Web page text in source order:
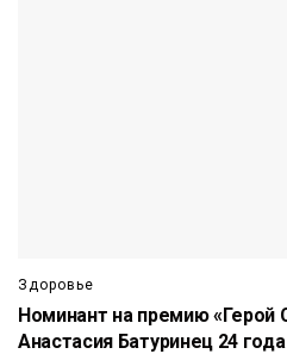
Здоровье
Номинант на премию «Герой
Анастасия Батуринец 24